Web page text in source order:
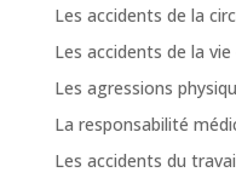
Les accidents de la
Les accidents de la
Les agressions
La responsabilité
Les accidents du